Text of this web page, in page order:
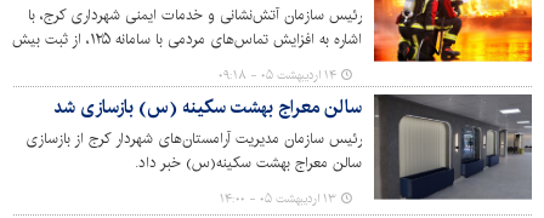
رئیس سازمان آتش‌نشانی و خدمات ایمنی شهرداری کرج، با
اشاره به افزایش تماس‌های مردمی با سامانه ۱۲۵، از ثبت بیش
هفته گذشته خبر داد.
۱۴ اردیبهشت ۰۵ - ۰۹:۱۸
سالن معراج بهشت سکینه (س) بازسازی شد
رئیس سازمان مدیریت آرامستان‌های شهردار کرج از بازسازی
سالن معراج بهشت سکینه(س) خبر داد.
۱۳ اردیبهشت ۰۵ - ۱۴:۰۰